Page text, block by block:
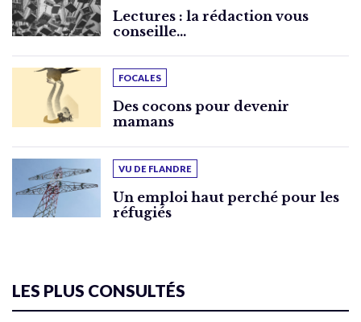
Lectures : la rédaction vous
conseille…
FOCALES
Des cocons pour devenir
mamans
VU DE FLANDRE
Un emploi haut perché pour les
réfugiés
LES PLUS CONSULTÉS